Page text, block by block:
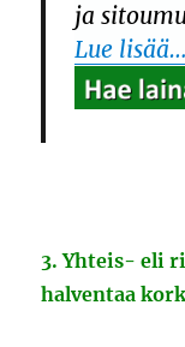
ja
Lue
3. Yhteis- eli
halventaa